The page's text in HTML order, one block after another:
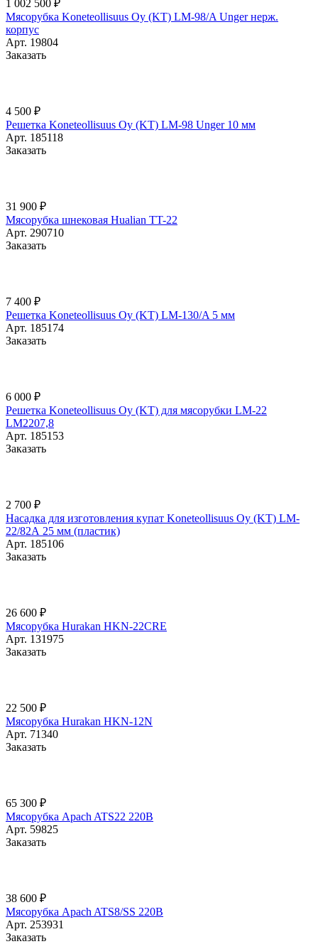
1 002 500 ₽
Мясорубка Koneteollisuus Oy (KT) LM-98/A Unger нерж.
корпус
Арт. 19804
Заказать
4 500 ₽
Решетка Koneteollisuus Oy (KT) LM-98 Unger 10 мм
Арт. 185118
Заказать
31 900 ₽
Мясорубка шнековая Hualian TT-22
Арт. 290710
Заказать
7 400 ₽
Решетка Koneteollisuus Oy (KT) LM-130/A 5 мм
Арт. 185174
Заказать
6 000 ₽
Решетка Koneteollisuus Oy (KT) для мясорубки LM-22
LM2207,8
Арт. 185153
Заказать
2 700 ₽
Насадка для изготовления купат Koneteollisuus Oy (KT) LM-
22/82А 25 мм (пластик)
Арт. 185106
Заказать
26 600 ₽
Мясорубка Hurakan HKN-22CRE
Арт. 131975
Заказать
22 500 ₽
Мясорубка Hurakan HKN-12N
Арт. 71340
Заказать
65 300 ₽
Мясорубка Apach ATS22 220В
Арт. 59825
Заказать
38 600 ₽
Мясорубка Apach ATS8/SS 220В
Арт. 253931
Заказать